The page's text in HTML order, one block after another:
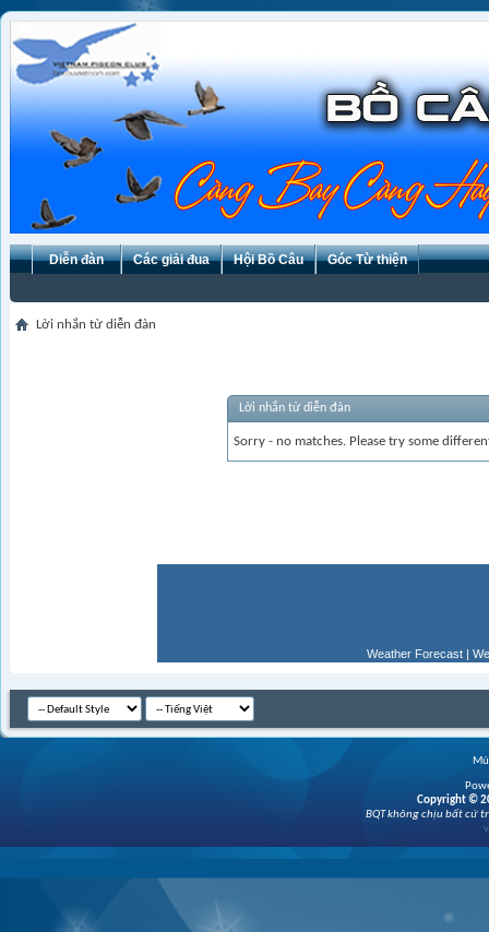
Diễn đàn Các giải đua Hội Bồ Câu Góc Từ thiện
Lời nhắn từ diễn đàn
Lời nhắn từ diễn đàn
Sorry - no matches. Please try some
Weather Forecast |
Copyright ©
BQT không chịu bất cứ